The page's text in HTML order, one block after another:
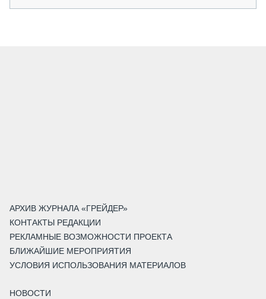
АРХИВ ЖУРНАЛА «ГРЕЙДЕР»
КОНТАКТЫ РЕДАКЦИИ
РЕКЛАМНЫЕ ВОЗМОЖНОСТИ ПРОЕКТА
БЛИЖАЙШИЕ МЕРОПРИЯТИЯ
УСЛОВИЯ ИСПОЛЬЗОВАНИЯ МАТЕРИАЛОВ
НОВОСТИ